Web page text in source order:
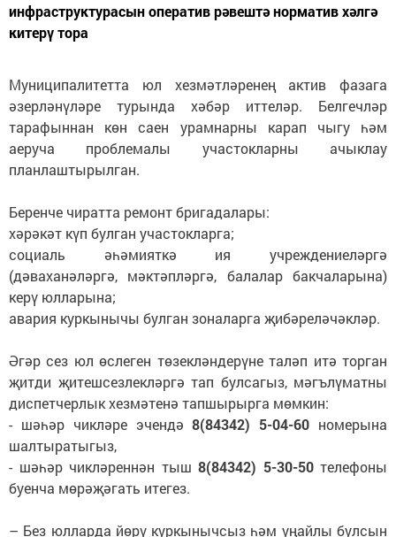
инфраструктурасын оператив рәвештә норматив хәлгә
китерү тора
Муниципалитетта юл хезмәтләренең актив фазага
әзерләнүләре турында хәбәр иттеләр. Белгечләр
тарафыннан көн саен урамнарны карап чыгу һәм
аеруча проблемалы участокларны ачыклау
планлаштырылган.
Беренче чиратта ремонт бригадалары:
хәрәкәт күп булган участокларга;
социаль әһәмияткә ия учреждениеләргә
(дәваханәләргә, мәктәпләргә, балалар бакчаларына)
керү юлларына;
авария куркынычы булган зоналарга җибәреләчәкләр.
Әгәр сез юл өслеген төзекләндерүне таләп итә торган
җитди җитешсезлекләргә тап булсагыз, мәгълүматны
диспетчерлык хезмәтенә тапшырырга мөмкин:
- шәһәр чикләре эчендә8(84342) 5-04-60 номерына
шалтыратыгыз,
- шәһәр чикләреннән тыш 8(84342) 5-30-50телефоны
буенча мөрәҗәгать итегез.
– Без юлларда йөрү куркынычсыз һәм уңайлы булсын